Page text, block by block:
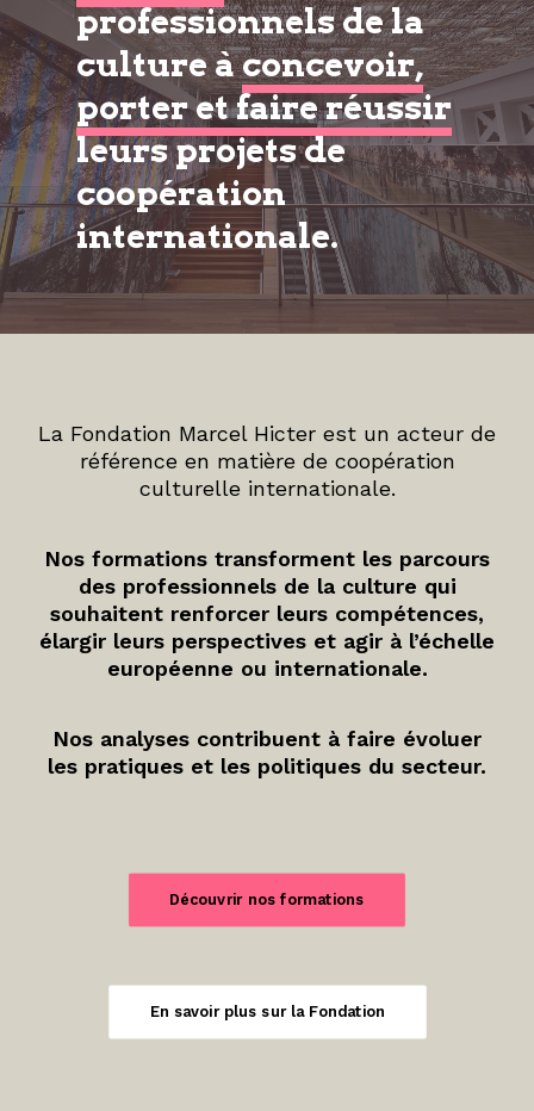
professionnels de la
culture àconcevoir,
porter et faire réussir
leurs projets de
coopération
internationale.
La Fondation Marcel Hicter est un acteur de
référence en matière de coopération
culturelle internationale.
Nos formations transforment les parcours
des professionnels de la culture qui
souhaitent renforcer leurs compétences,
élargir leurs perspectives et agir à l’échelle
européenne ou internationale.
Nos analyses contribuent à faire évoluer
les pratiques et les politiques du secteur.
Découvrir nos formations
En savoir plus sur la Fondation